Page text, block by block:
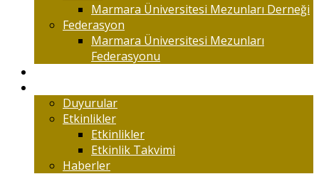
Marmara Üniversitesi Mezunları Derneği
Federasyon
Marmara Üniversitesi Mezunları
Federasyonu
Duyurular
Etkinlikler
Etkinlikler
Etkinlik Takvimi
Haberler